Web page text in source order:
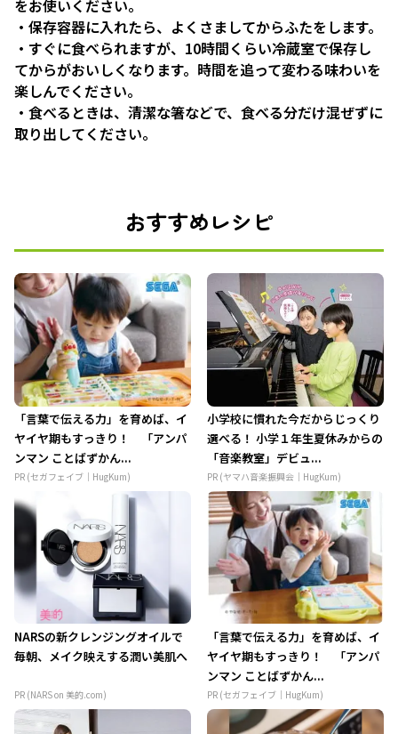
をお使いください。
・保存容器に入れたら、よくさましてからふたをします。
・すぐに食べられますが、10時間くらい冷蔵室で保存し
てからがおいしくなります。時間を追って変わる味わいを
楽しんでください。
・食べるときは、清潔な箸などで、食べる分だけ混ぜずに
取り出してください。
おすすめレシピ
「言葉で伝える力」を育めば、イ
ヤイヤ期もすっきり！ 「アンパ
ンマン ことばずかん...
PR (セガフェイブ｜HugKum)
小学校に慣れた今だからじっくり
選べる！ 小学１年生夏休みからの
「音楽教室」デビュ...
PR (ヤマハ音楽振興会｜HugKum)
NARSの新クレンジングオイルで
毎朝、メイク映えする潤い美肌へ
PR (NARS on 美的.com)
「言葉で伝える力」を育めば、イ
ヤイヤ期もすっきり！ 「アンパ
ンマン ことばずかん...
PR (セガフェイブ｜HugKum)